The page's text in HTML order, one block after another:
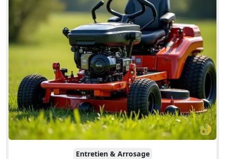
Entretien & Arrosage